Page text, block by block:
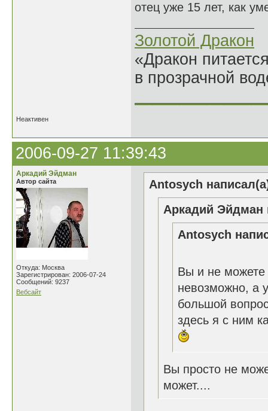
отец уже 15 лет, как
Золотой Дракон
«Дракон
в прозрачной
Неактивен
2006-09-27 11:39:43
Аркадий Эйдман
Автор сайта
Откуда: Москва
Зарегистрирован: 2006-07-24
Сообщений: 9237
Вебсайт
Antosych
Аркадий Эйдман
Antosych
Вы и не можете
невозможно, а
большой
здесь я с ним
Вы просто не
может....